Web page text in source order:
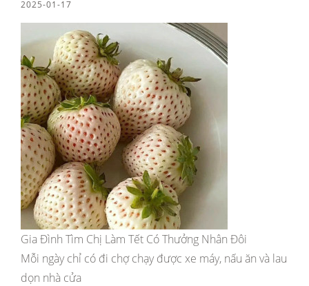
2025-01-17
Gia Đình Tìm Chị Làm Tết Có Thưởng Nhân Đôi
Mỗi ngày chỉ có đi chợ chạy được xe máy, nấu ăn và lau
dọn nhà cửa